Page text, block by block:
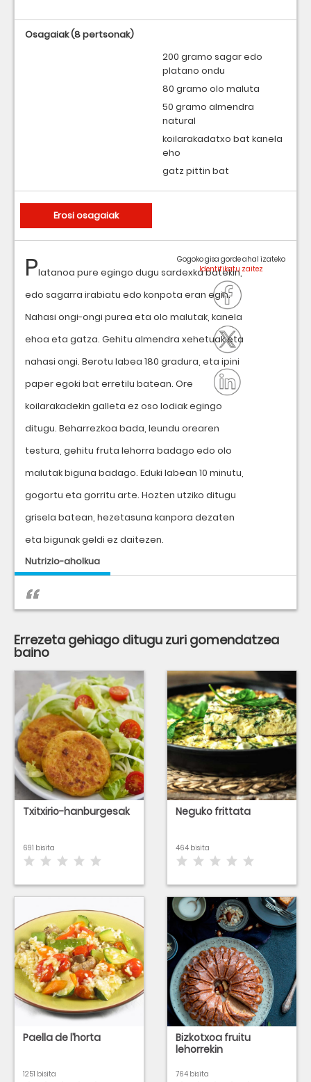
Platanoa pure egingo dugu sardexka batekin,
edo sagarra irabiatu edo konpota eran egin.
Nahasi ongi-ongi purea eta olo malutak, kanela
ehoa eta gatza. Gehitu almendra xehetuak eta
nahasi ongi. Berotu labea 180 gradura, eta ipini
paper egoki bat erretilu batean. Ore
koilarakadekin galleta ez oso lodiak egingo
ditugu. Beharrezkoa bada, leundu orearen
testura, gehitu fruta lehorra badago edo olo
malutak biguna badago. Eduki labean 10 minutu,
gogortu eta gorritu arte. Hozten utziko ditugu
grisela batean, hezetasuna kanpora dezaten
eta bigunak geldi ez daitezen.
Nutrizio-aholkua
Gogoko gisa gorde ahal izateko
Osagaiak(8 pertsonak)
200 gramo sagar edo
platano ondu
80 gramo olo maluta
50 gramo almendra
natural
koilarakadatxo bat kanela
eho
gatz pittin bat
Erosi osagaiak
Errezeta gehiago ditugu zuri gomendatzea
baino
Txitxirio-hanburgesak
691 bisita
Neguko frittata
464 bisita
Paella de l’horta
1251 bisita
Bizkotxoa fruitu
lehorrekin
764 bisita